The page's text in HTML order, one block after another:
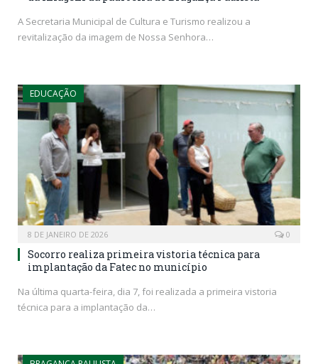
A Secretaria Municipal de Cultura e Turismo realizou a
revitalização da imagem de Nossa Senhora…
EDUCAÇÃO
8 DE JANEIRO DE 2026 0
Socorro realiza primeira vistoria técnica para
implantação da Fatec no município
Na última quarta-feira, dia 7, foi realizada a primeira vistoria
técnica para a implantação da…